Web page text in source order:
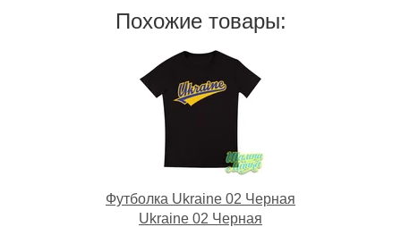
Похожие товары:
Футболка Ukraine 02 Черная
Ukraine 02 Черная